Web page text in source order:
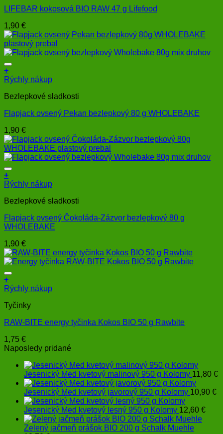
LIFEBAR kokosová BIO RAW 47 g Lifefood
1,90 €
+
Rýchly nákup
Bezlepkové sladkosti
Flapjack ovsený Pekan bezlepkový 80 g WHOLEBAKE
1,90 €
+
Rýchly nákup
Bezlepkové sladkosti
Flapjack ovsený Čokoláda-Zázvor bezlepkový 80 g
WHOLEBAKE
1,90 €
+
Rýchly nákup
Tyčinky
RAW-BITE energy tyčinka Kokos BIO 50 g Rawbite
1,75 €
Naposledy pridané
Jesenický Med kvetový malinový 950 g Kolomy 11,80 €
Jesenický Med kvetový javorový 950 g Kolomy 10,90 €
Jesenický Med kvetový lesný 950 g Kolomy 12,60 €
Zelený jačmeň prášok BIO 200 g Schalk Muehle